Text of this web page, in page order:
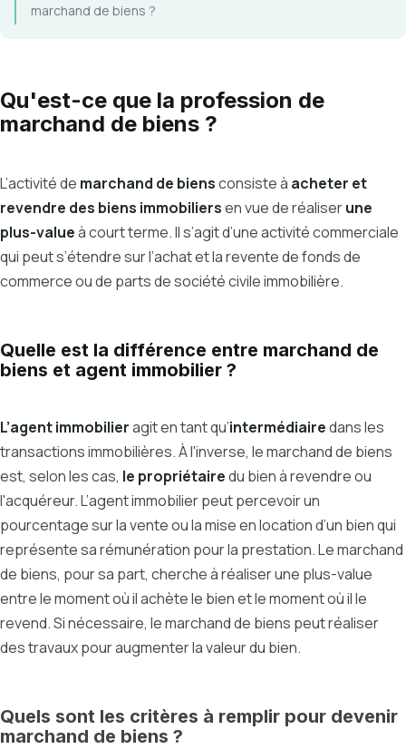
marchand de biens ?
Qu'est-ce que la profession de
marchand de biens ?
L’activité de marchand de biensconsiste à acheter et
revendre des biens immobiliersen vue de réaliserune
plus-valueà court terme. Il s’agit d’une activité commerciale
qui peut s’étendre sur l’achat et la revente de fonds de
commerce ou de parts de société civile immobilière.
Quelle est la différence entre marchand de
biens et agent immobilier ?
L’agent immobilieragit en tant qu’intermédiairedans les
transactions immobilières. À l'inverse, le marchand de biens
est, selon les cas, le propriétairedu bien à revendre ou
l'acquéreur. L’agent immobilier peut percevoir un
pourcentage sur la vente ou la mise en location d’un bien qui
représente sa rémunération pour la prestation. Le marchand
de biens, pour sa part, cherche à réaliser une plus-value
entre le moment où il achète le bien et le moment où il le
revend. Si nécessaire, le marchand de biens peut réaliser
des travaux pour augmenter la valeur du bien.
Quels sont les critères à remplir pour devenir
marchand de biens ?